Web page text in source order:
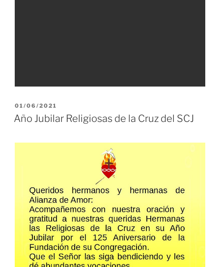
PUBLICADO
EL
01/06/2021
Año Jubilar Religiosas de la Cruz del SCJ